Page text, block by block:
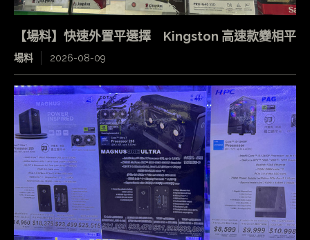
【場料】快速外置平選擇 Kingston 高速款變相平
場料 2026-08-09